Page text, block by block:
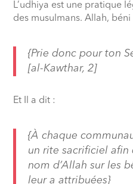
L’udhiya est une pratique
des musulmans. Allah,
{Prie donc pour ton
[al-Kawthar, 2]
Et Il a dit :
{À chaque
un rite sacrificiel afin
nom d’Allah sur les
leur a attribuées}